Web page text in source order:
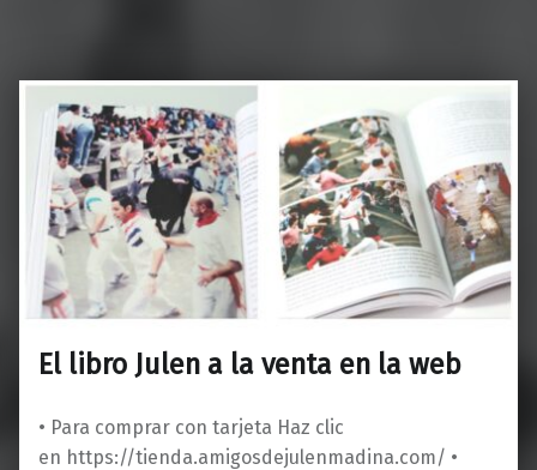
El libro Julen a la venta en la web
• Para comprar con tarjeta Haz clic
en https://tienda.amigosdejulenmadina.com/ •